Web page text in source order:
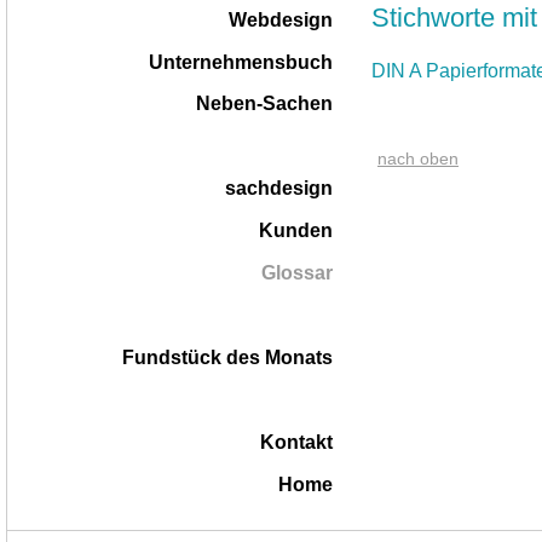
Stichworte
DIN A
nach oben
Webdesign
Unternehmensbuch
Neben-Sachen
sachdesign
Kunden
Glossar
Fundstück des Monats
Kontakt
Home